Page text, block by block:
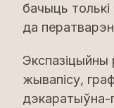
бачыць
да
Экспазіцыйны
жывапісу,
дэкаратыўна-